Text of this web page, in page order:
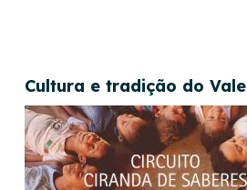
Cultura e tradição do Vale